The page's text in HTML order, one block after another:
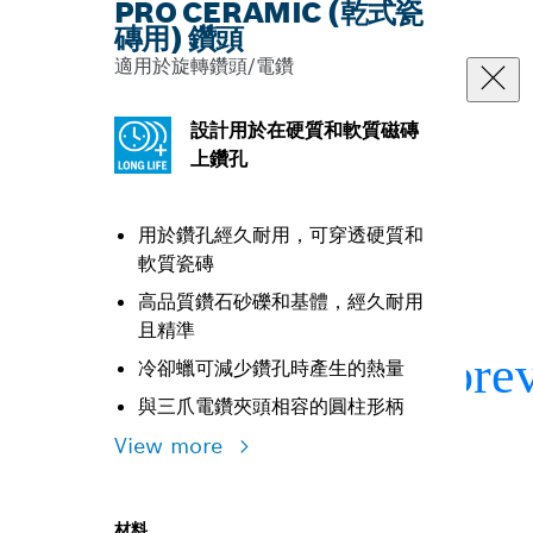
PRO CERAMIC (乾式瓷
磚用) 鑽頭
適用於旋轉鑽頭/電鑽
設計用於在硬質和軟質磁磚
上鑽孔
用於鑽孔經久耐用，可穿透硬質和
軟質瓷磚
高品質鑽石砂礫和基體，經久耐用
且精準
冷卻蠟可減少鑽孔時產生的熱量
與三爪電鑽夾頭相容的圓柱形柄
View more